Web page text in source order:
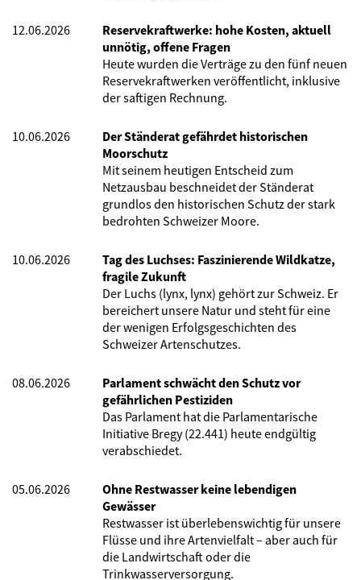
12.06.2026
Reservekraftwerke: hohe Kosten, aktuell
unnötig, offene Fragen
Heute wurden die Verträge zu den fünf neuen
Reservekraftwerken veröffentlicht, inklusive
der saftigen Rechnung.
10.06.2026
Der Ständerat gefährdet historischen
Moorschutz
Mit seinem heutigen Entscheid zum
Netzausbau beschneidet der Ständerat
grundlos den historischen Schutz der stark
bedrohten Schweizer Moore.
10.06.2026
Tag des Luchses: Faszinierende Wildkatze,
fragile Zukunft
Der Luchs (lynx, lynx) gehört zur Schweiz. Er
bereichert unsere Natur und steht für eine
der wenigen Erfolgsgeschichten des
Schweizer Artenschutzes.
08.06.2026
Parlament schwächt den Schutz vor
gefährlichen Pestiziden
Das Parlament hat die Parlamentarische
Initiative Bregy (22.441) heute endgültig
verabschiedet.
05.06.2026
Ohne Restwasser keine lebendigen
Gewässer
Restwasser ist überlebenswichtig für unsere
Flüsse und ihre Artenvielfalt – aber auch für
die Landwirtschaft oder die
Trinkwasserversorgung.